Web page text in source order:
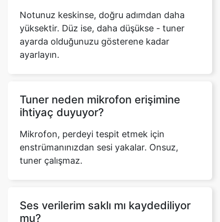
Notunuz keskinse, doğru adımdan daha
yüksektir. Düz ise, daha düşükse - tuner
ayarda olduğunuzu gösterene kadar
ayarlayın.
Tuner neden mikrofon erişimine
ihtiyaç duyuyor?
Mikrofon, perdeyi tespit etmek için
enstrümanınızdan sesi yakalar. Onsuz,
tuner çalışmaz.
Ses verilerim saklı mı kaydediliyor
mu?